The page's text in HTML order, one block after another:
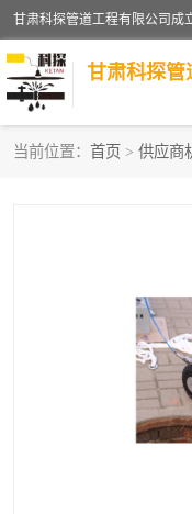
甘肃科探管
当前位置： 首页 > 供应商
供热管道漏水
自来水管漏水
高压车疏通清淤